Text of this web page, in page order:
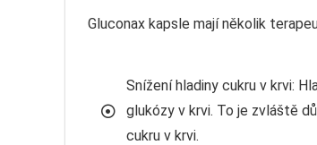
Gluconax kapsle mají několik
Snížení hladiny cukru v krvi:
glukózy v krvi. To je zvláště
cukru v krvi.